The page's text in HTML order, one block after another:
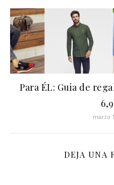
Para ÉL: Guia de
marzo
DEJA UNA